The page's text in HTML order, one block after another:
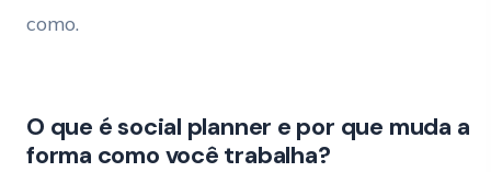
como.
O que é social planner e por que muda a
forma como você trabalha?